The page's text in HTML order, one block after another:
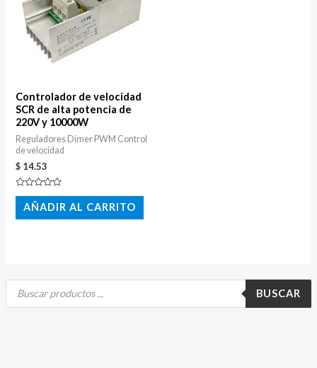
B
BUSCAR
Controlador de velocidad
SCR de alta potencia de
220V y 10000W
Reguladores Dimer PWM Control
de velocidad
$ 14.53
Valorado
con
de
AÑADIR AL CARRITO